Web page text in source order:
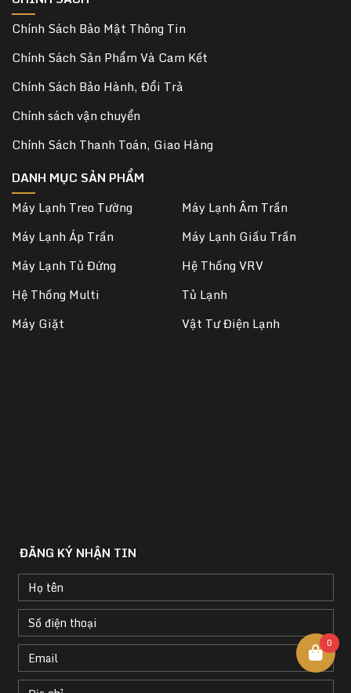
Chính Sách Bảo Mật Thông Tin
Chính Sách Sản Phẩm Và Cam Kết
Chính Sách Bảo Hành, Đổi Trả
Chính sách vận chuyển
Chính Sách Thanh Toán, Giao Hàng
DANH MỤC SẢN PHẨM
Máy Lạnh Treo Tường
Máy Lạnh Âm Trần
Máy Lạnh Áp Trần
Máy Lạnh Giấu Trần
Máy Lạnh Tủ Đứng
Hệ Thống VRV
Hệ Thống Multi
Tủ Lạnh
Máy Giặt
Vật Tư Điện Lạnh
ĐĂNG KÝ NHẬN TIN
0